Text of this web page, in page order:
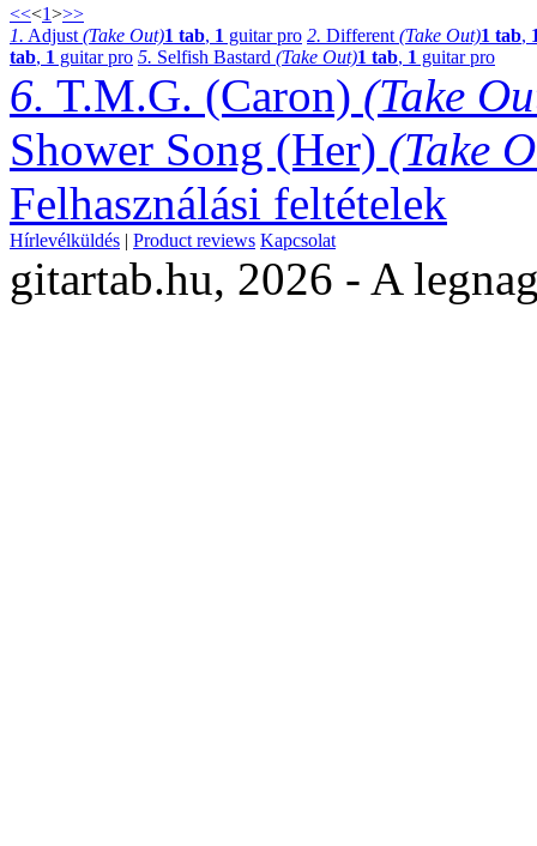
<<<1>>>
1. Adjust (Take Out)1 tab, 1 guitar pro 2. Different (Take Out)1 tab,
tab, 1 guitar pro 5. Selfish Bastard (Take Out)1 tab, 1 guitar pro
6. T.M.G. (Caron) (Take
Shower Song (Her) (Take
Felhasználási feltételek
Hírlevélküldés | Product reviews Kapcsolat
gitartab.hu, 2026 - A